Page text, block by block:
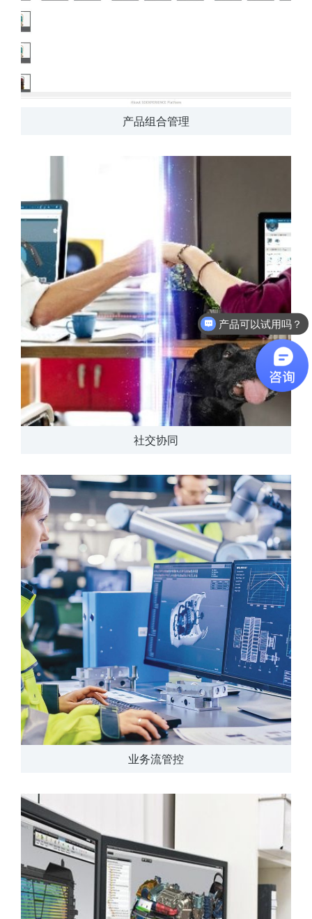
产品组合管理
社交协同
业务流管控
产品可以试用吗？
软件有折扣吗？